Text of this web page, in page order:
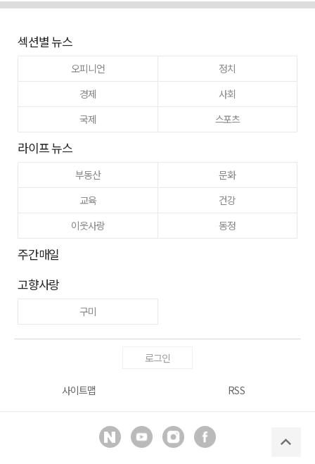
섹션별 뉴스
오피니언
정치
경제
사회
국제
스포츠
라이프 뉴스
부동산
문화
교육
건강
이웃사랑
동정
주간매일
고향사랑
구미
로그인
사이트맵 RSS